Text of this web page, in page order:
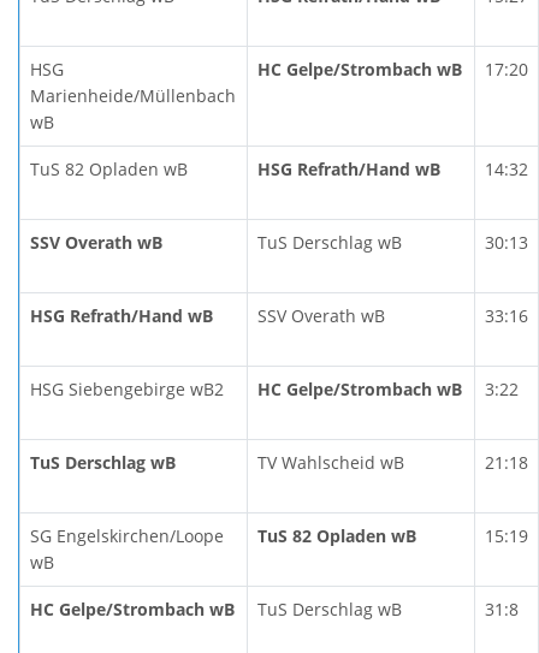
HSG
Marienheide/Müllenbach
wB
HC Gelpe/Strombach wB 17:20
TuS 82 Opladen wB HSG Refrath/Hand wB 14:32
SSV Overath wB TuS Derschlag wB 30:13
HSG Refrath/Hand wB SSV Overath wB 33:16
HSG Siebengebirge wB2 HC Gelpe/Strombach wB 3:22
TuS Derschlag wB TV Wahlscheid wB 21:18
SG Engelskirchen/Loope
wB
TuS 82 Opladen wB 15:19
HC Gelpe/Strombach wB TuS Derschlag wB 31:8